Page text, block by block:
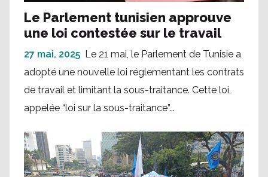
Le Parlement tunisien approuve
une loi contestée sur le travail
27 mai, 2025 Le 21 mai, le Parlement de Tunisie a
adopté une nouvelle loi réglementant les contrats
de travail et limitant la sous-traitance. Cette loi,
appelée “loi sur la sous-traitance”...